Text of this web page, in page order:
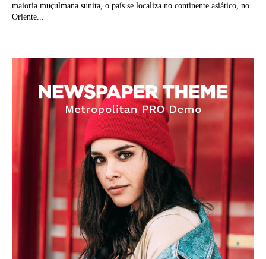
maioria muçulmana sunita, o país se localiza no continente asiático, no
Oriente...